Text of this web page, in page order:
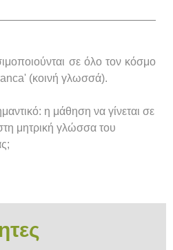
σε όλο τον κόσμο
(κοινή γλωσσά).
η μάθηση να γίνεται σε
μητρική γλώσσα του